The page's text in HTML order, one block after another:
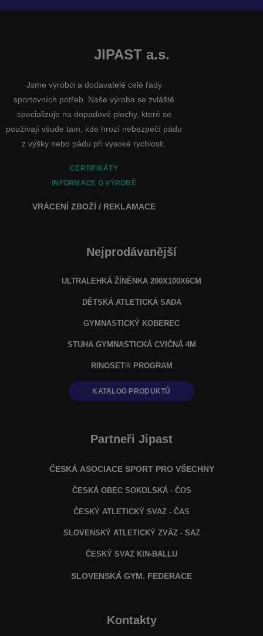
JIPAST a.s.
Jsme výrobci a dodavatelé celé řady
sportovních potřeb. Naše výroba se zvláště
specializuje na dopadové plochy, které se
používají všude tam, kde hrozí nebezpečí pádu
z výšky nebo pádu při vysoké rychlosti.
CERTIFIKÁTY
INFORMACE O VÝROBĚ
VRÁCENÍ ZBOŽÍ / REKLAMACE
Nejprodávanější
ULTRALEHKÁ ŽÍNĚNKA 200X100X6CM
DĚTSKÁ ATLETICKÁ SADA
GYMNASTICKÝ KOBEREC
STUHA GYMNASTICKÁ CVIČNÁ 4M
RINOSET® PROGRAM
KATALOG PRODUKTŮ
Partneři Jipast
ČESKÁ ASOCIACE SPORT PRO VŠECHNY
ČESKÁ OBEC SOKOLSKÁ - ČOS
ČESKÝ ATLETICKÝ SVAZ - ČAS
SLOVENSKÝ ATLETICKÝ ZVÄZ- SAZ
ČESKÝ SVAZ KIN-BALLU
SLOVENSKÁ GYM. FEDERACE
Kontakty